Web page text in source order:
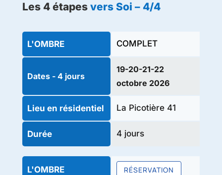
Les 4 étapes vers Soi – 4/4
L'OMBRE
Dates - 4 jours
Lieu en résidentiel
Durée
COMPLET
19-20-21-22
octobre 2026
La Picotière 41
4 jours
L'OMBRE RÉSERVATION